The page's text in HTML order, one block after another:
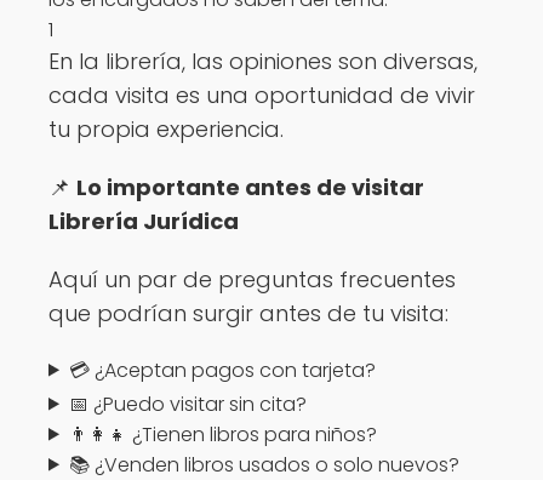
1
En la librería, las opiniones son diversas,
cada visita es una oportunidad de vivir
tu propia experiencia.
📌 Lo importante antes de visitar
Librería Jurídica
Aquí un par de preguntas frecuentes
que podrían surgir antes de tu visita:
💳 ¿Aceptan pagos con tarjeta?
📅 ¿Puedo visitar sin cita?
👨‍👩‍👧 ¿Tienen libros para niños?
📚 ¿Venden libros usados o solo nuevos?